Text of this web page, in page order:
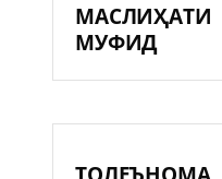
МАСЛИҲАТИ
МУФИД